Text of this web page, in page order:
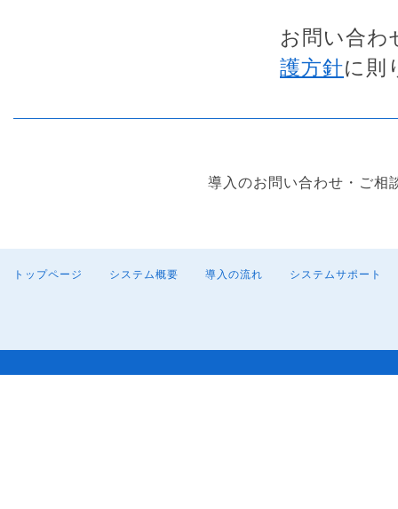
お問い合わ
護方針に則
導入のお問い合わせ・ご相
トップページ システム概要 導入の流れ システムサポート